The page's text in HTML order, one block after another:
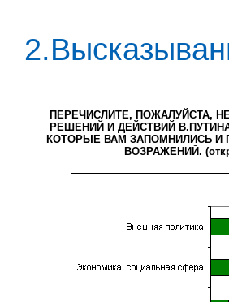
ПЕРЕЧИСЛИТЕ, ПОЖАЛУЙСТА,
РЕШЕНИЙ И ДЕЙСТВИЙ
КОТОРЫЕ ВАМ ЗАПОМНИЛИСЬ И
ВОЗРАЖЕНИЙ.